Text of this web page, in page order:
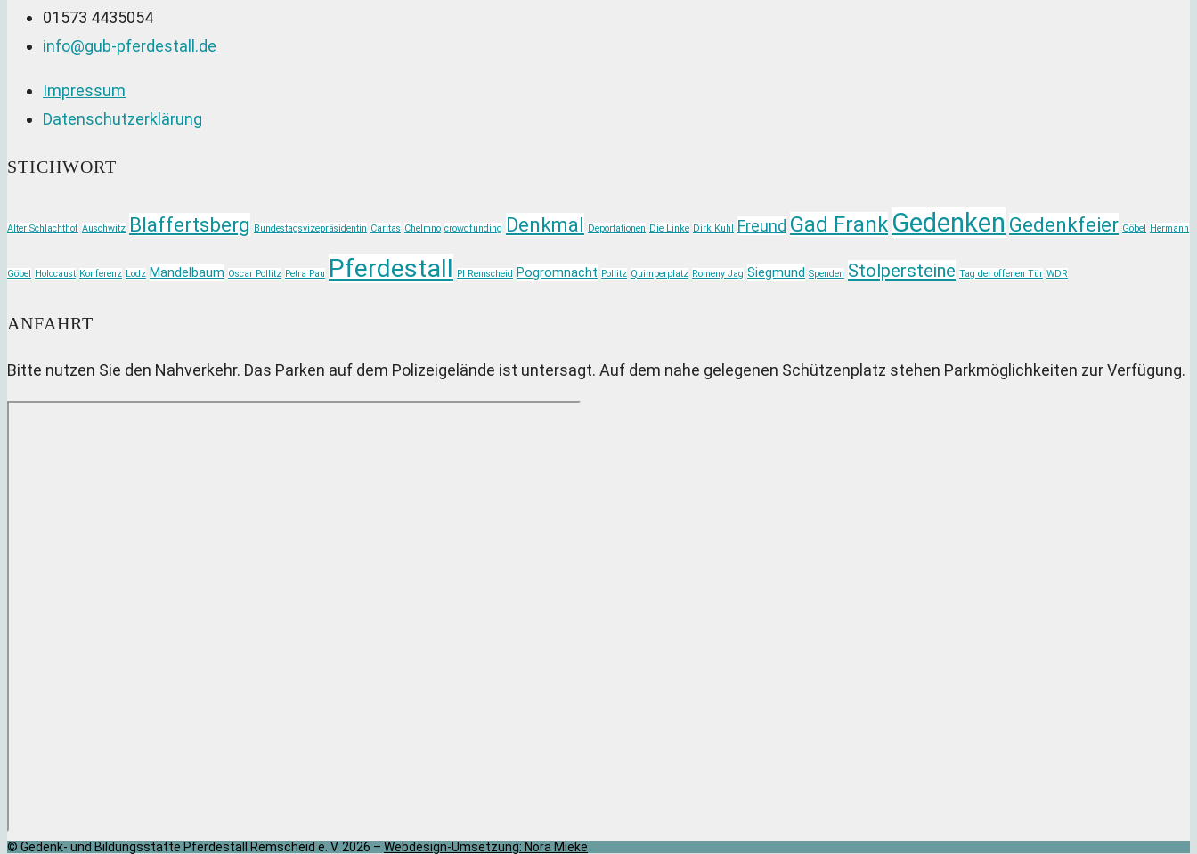
01573 4435054
info@gub-pferdestall.de
Impressum
Datenschutzerklärung
STICHWORT
Alter Schlachthof Auschwitz Blaffertsberg Bundestagsvizepräsidentin Caritas Chelmno crowdfunding Denkmal Deportationen Die Linke Dirk Kuhl Freund Gad Frank Gedenken Gedenkfeier Göbel Hermann
Göbel Holocaust Konferenz Lodz Mandelbaum Oscar Pollitz Petra Pau Pferdestall PI Remscheid Pogromnacht Pollitz Quimperplatz Romeny Jag Siegmund Spenden Stolpersteine Tag der offenen Tür WDR
ANFAHRT
Bitte nutzen Sie den Nahverkehr. Das Parken auf dem Polizeigelände ist untersagt. Auf dem nahe gelegenen Schützenplatz stehen Parkmöglichkeiten zur Verfügung.
© Gedenk- und Bildungsstätte Pferdestall Remscheid e. V. 2026 – Webdesign-Umsetzung: Nora Mieke